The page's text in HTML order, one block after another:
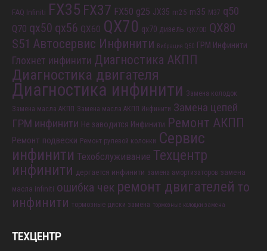
FAQ Infiniti FX35 FX37 FX50 g25 JX35 m25 m35 M37 q50
Q70 qx50 qx56 QX60 QX70 qx70 дизель QX70D QX80
S51 Автосервис Инфинити Вибрация Q50 ГРМ Инфинити
Глохнет инфинити Диагностика АКПП
Диагностика двигателя
Диагностика инфинити Замена колодок
Замена масла АКПП Замена масла АКПП Инфинити Замена цепей
ГРМ инфинити Не заводится Инфинити Ремонт АКПП
Ремонт подвески Ремонт рулевой колонки Сервис
инфинити Техобслуживание Техцентр
инфинити дергается инфинити замена амортизаторов замена
масла infiniti ошибка чек ремонт двигателей то
инфинити тормозные диски замена тормозные колодки замена
ТЕХЦЕНТР